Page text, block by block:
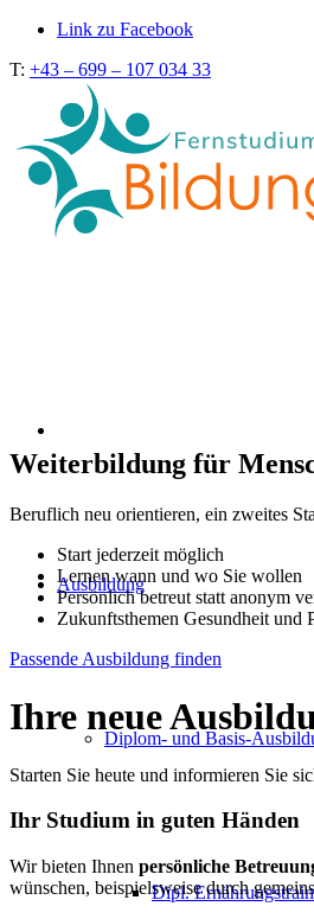
Link zu Facebook
T: +43 – 699 – 107 034 33
Ausbildung
Diplom- und Basis-
Dipl.
Weiterbildung für
Beruflich neu orientieren, ein zweites
Start jederzeit möglich
Lernen wann und wo Sie wollen
Persönlich betreut statt anonym
Zukunftsthemen Gesundheit und
Passende Ausbildung finden
Ihre neue
Starten Sie heute und informieren Sie
Ihr Studium in guten Händen
Wir bieten Ihnen persönliche
wünschen, beispielsweise durch